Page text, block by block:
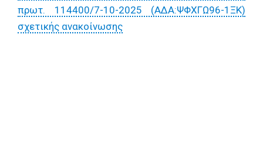
πρωτ. 114400/7-10-2025 (ΑΔΑ:ΨΦΧΓΩ96-1ΞΚ)
σχετικής ανακοίνωσης